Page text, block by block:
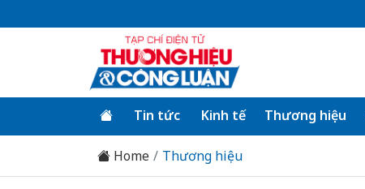
Tin tức Kinh tế Thương hiệu
Home Thương hiệu